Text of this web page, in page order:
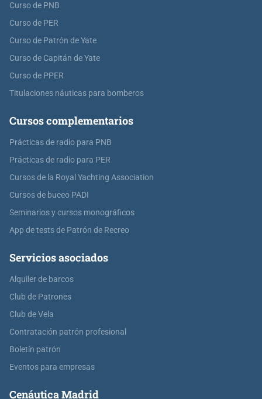
Curso de PNB
Curso de PER
Curso de Patrón de Yate
Curso de Capitán de Yate
Curso de PPER
Titulaciones náuticas para bomberos
Cursos complementarios
Prácticas de radio para PNB
Prácticas de radio para PER
Cursos de la Royal Yachting Association
Cursos de buceo PADI
Seminarios y cursos monográficos
App de tests de Patrón de Recreo
Servicios asociados
Alquiler de barcos
Club de Patrones
Club de Vela
Contratación patrón profesional
Boletín patrón
Eventos para empresas
Cenáutica Madrid